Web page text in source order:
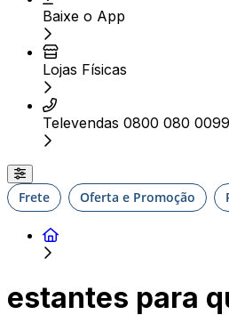
Baixe o App
Lojas Físicas
Televendas 0800 080 0099
Frete Oferta e Promoção
estantes para